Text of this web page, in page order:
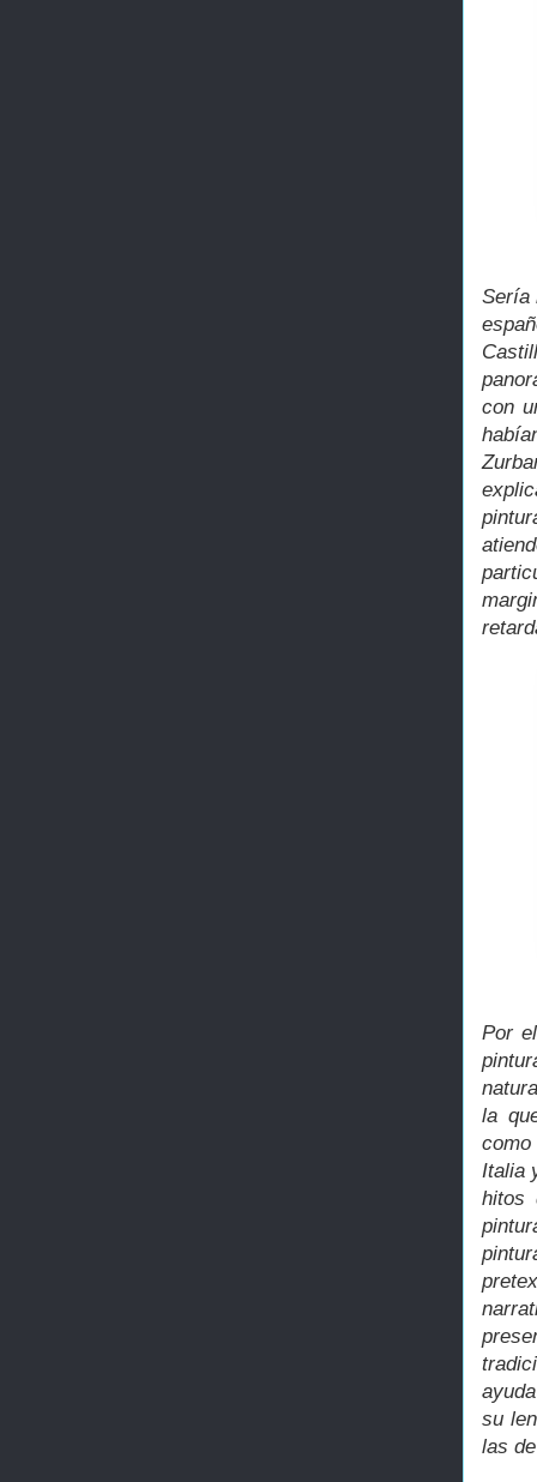
Sería
con
Por
la
como
Italia
hitos
su
las